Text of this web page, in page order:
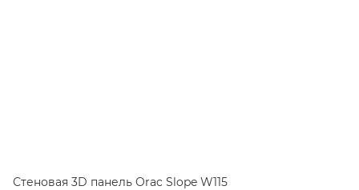
Стеновая 3D панель Orac Slope W115